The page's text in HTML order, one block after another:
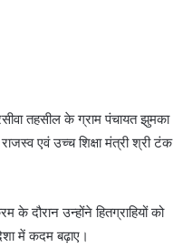
तहसील के ग्राम पंचायत झुमका
एवं उच्च शिक्षा मंत्री श्री टंक
के दौरान उन्होंने हितग्राहियों को
में कदम बढ़ाए।